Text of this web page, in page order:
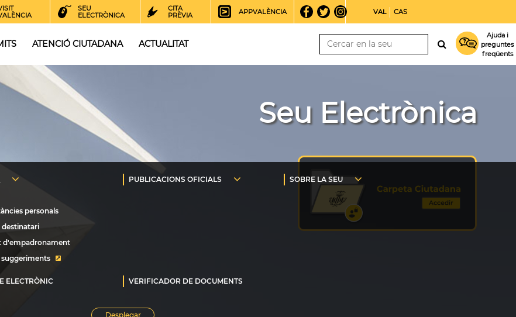
SEU
ELECTRÒNICA
CITA
PRÈVIA
APPVALÈNCIA VAL CAS
ATENCIÓ CIUTADANA ACTUALITAT
Ajuda i
preguntes
freqüents
Seu Electrònica
suggeriments